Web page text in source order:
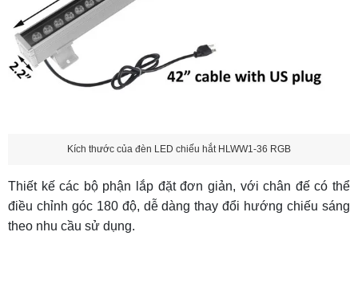
Kích thước của đèn LED chiếu hắt HLWW1-36 RGB
Thiết kế các bộ phận lắp đặt đơn giản, với chân đế có thể
điều chỉnh góc 180 độ, dễ dàng thay đổi hướng chiếu sáng
theo nhu cầu sử dụng.